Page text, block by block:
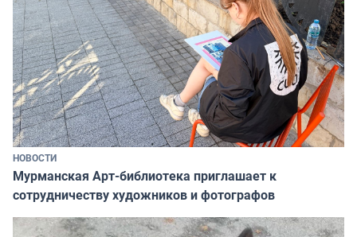
НОВОСТИ
Мурманская Арт-библиотека приглашает к
сотрудничеству художников и фотографов